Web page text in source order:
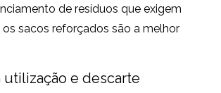
de resíduos que exigem
sacos reforçados são a melhor
utilização e descarte